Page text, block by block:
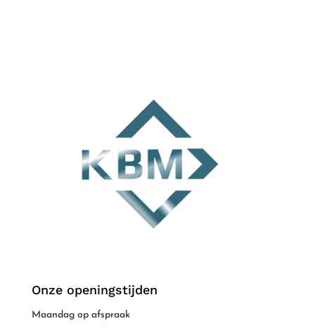
Onze openingstijden
Maandag op afspraak